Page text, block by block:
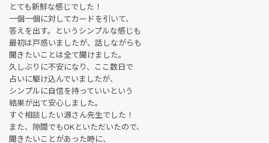
とても新鮮な感じでした！
一個一個に対してカードを引いて、
答えを出す。というシンプルな感じも
最初は戸惑いましたが、話しながらも
聞きたいことは全て聞けました。
久しぶりに不安になり、ここ数日で
占いに駆け込んでいましたが、
シンプルに自信を持っていいという
結果が出て安心しました。
すぐ相談したい源さん先生でした！
また、隙間でもOKといただいたので、
聞きたいことがあった時に、